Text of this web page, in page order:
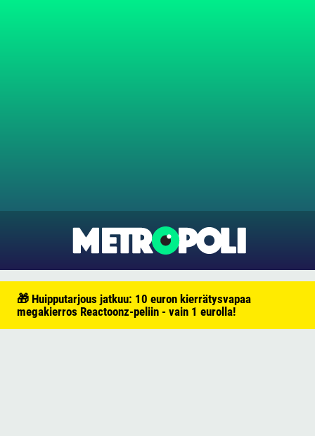
🎁 Huipputarjous jatkuu: 10 euron kierrätysvapaa
megakierros Reactoonz-peliin - vain 1 eurolla!